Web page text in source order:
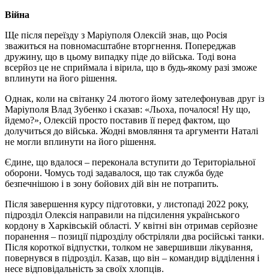
Війна
Ще після переїзду з Маріуполя Олексій знав, що Росія
зважиться на повномасштабне вторгнення. Попереджав
дружину, що в цьому випадку піде до війська. Тоді вона
всерйоз це не сприймала і вірила, що в будь-якому разі зможе
вплинути на його рішення.
Однак, коли на світанку 24 лютого йому зателефонував друг із
Маріуполя Влад Зубенко і сказав: «Льоха, почалося! Ну що,
йдемо?», Олексій просто поставив її перед фактом, що
долучиться до війська. Жодні вмовляння та аргументи Наталі
не могли вплинути на його рішення.
Єдине, що вдалося – переконала вступити до Територіальної
оборони. Чомусь тоді задавалося, що так служба буде
безпечнішою і в зону бойових дій він не потрапить.
Після завершення курсу підготовки, у листопаді 2022 року,
підрозділ Олексія направили на підсилення українського
кордону в Харківській області. У квітні він отримав серйозне
поранення – позиції підрозділу обстріляли два російські танки.
Після короткої відпустки, толком не завершивши лікування,
повернувся в підрозділ. Казав, що він – командир відділення і
несе відповідальність за своїх хлопців.